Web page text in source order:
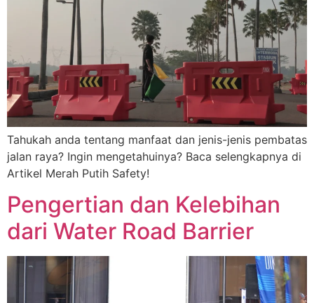
Tahukah anda tentang manfaat dan jenis-jenis pembatas
jalan raya? Ingin mengetahuinya? Baca selengkapnya di
Artikel Merah Putih Safety!
Pengertian dan Kelebihan
dari Water Road Barrier